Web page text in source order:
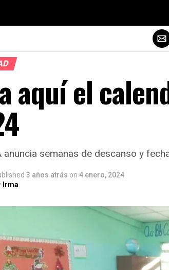
aquí el
anuncia semanas de descanso y
3 años atrás on 4 enero, 2024
Irma